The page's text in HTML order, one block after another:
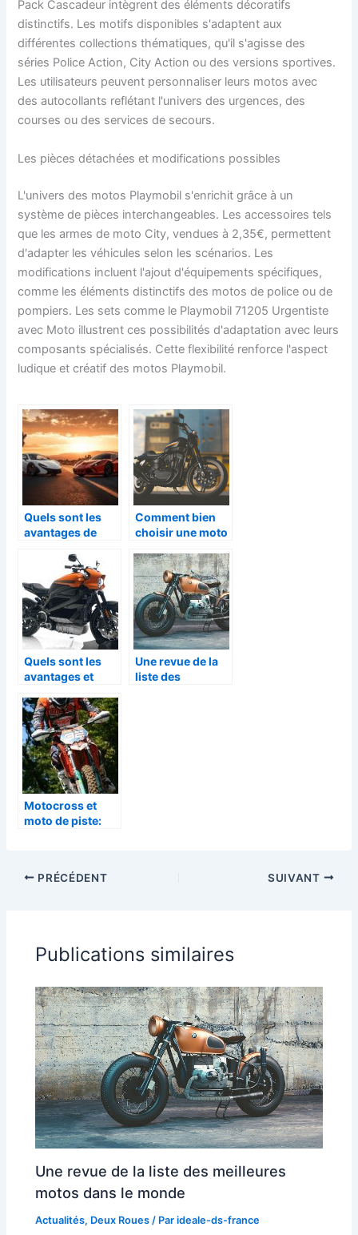
Pack Cascadeur intègrent des éléments décoratifs
distinctifs. Les motifs disponibles s'adaptent aux
différentes collections thématiques, qu'il s'agisse des
séries Police Action, City Action ou des versions sportives.
Les utilisateurs peuvent personnaliser leurs motos avec
des autocollants reflétant l'univers des urgences, des
courses ou des services de secours.
Les pièces détachées et modifications possibles
L'univers des motos Playmobil s'enrichit grâce à un
système de pièces interchangeables. Les accessoires tels
que les armes de moto City, vendues à 2,35€, permettent
d'adapter les véhicules selon les scénarios. Les
modifications incluent l'ajout d'équipements spécifiques,
comme les éléments distinctifs des motos de police ou de
pompiers. Les sets comme le Playmobil 71205 Urgentiste
avec Moto illustrent ces possibilités d'adaptation avec leurs
composants spécialisés. Cette flexibilité renforce l'aspect
ludique et créatif des motos Playmobil.
Quels sont les
avantages de
moto à une
voiture : la
solution anti-
péages par
excellence
Comment bien
choisir une moto
Quels sont les
avantages et
des motos
electriques ?
Une revue de la
liste des
Motocross et
moto de piste:
PRÉCÉDENT SUIVANT
Publications similaires
Une revue de la liste des meilleures
motos dans le monde
Actualités, Deux Roues / Parideale-ds-france